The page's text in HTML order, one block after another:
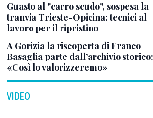
Guasto al "carro scudo", sospesa la
tranvia Trieste-Opicina: tecnici al
lavoro per il ripristino
A Gorizia la riscoperta di Franco
Basaglia parte dall’archivio storico:
«Così lo valorizzeremo»
VIDEO